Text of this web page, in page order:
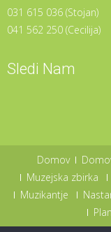
031 615 036 (Stojan)
041 562 250 (Cecilija)
Sledi Nam
Domov
Muzejska zbirka
Muzikantje